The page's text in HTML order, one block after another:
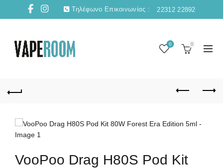
Τηλέφωνο Επικοινωνίας : 22312 22892
0 0
VooPoo Drag H80S Pod Kit